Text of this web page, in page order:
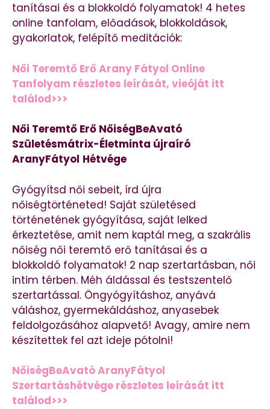
tanításai és a blokkoldó folyamatok! 4 hetes
online tanfolam, előadások, blokkoldások,
gyakorlatok, felépítő meditációk:
Női Teremtő Erő Arany Fátyol Online
Tanfolyam részletes leírását, vieóját itt
találod>>>
Női Teremtő Erő NőiségBeAvató
Születésmátrix-Életminta újraíró
AranyFátyol Hétvége
Gyógyítsd női sebeit, írd újra
nőiségtörténeted! Saját születésed
történetének gyógyítása, saját lelked
érkeztetése, amit nem kaptál meg, a szakrális
nőiség női teremtő erő tanításai és a
blokkoldó folyamatok! 2 nap szertartásban, női
intim térben. Méh áldással és testszentelő
szertartással. Öngyógyításhoz, anyává
váláshoz, gyermekáldáshoz, anyasebek
feldolgozásához alapvető! Avagy, amire nem
készítettek fel azt ideje pótolni!
NőiségBeAvató AranyFátyol
Szertartáshétvége részletes leírását itt
találod>>>